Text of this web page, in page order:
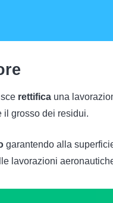
rettifica una
il grosso dei residui.
garantendo alla
lavorazioni